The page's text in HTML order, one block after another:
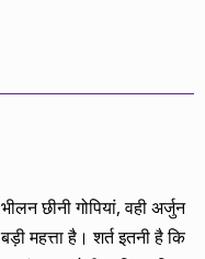
छीनी गोपियां, वही अर्जुन
महत्ता है। शर्त इतनी है कि